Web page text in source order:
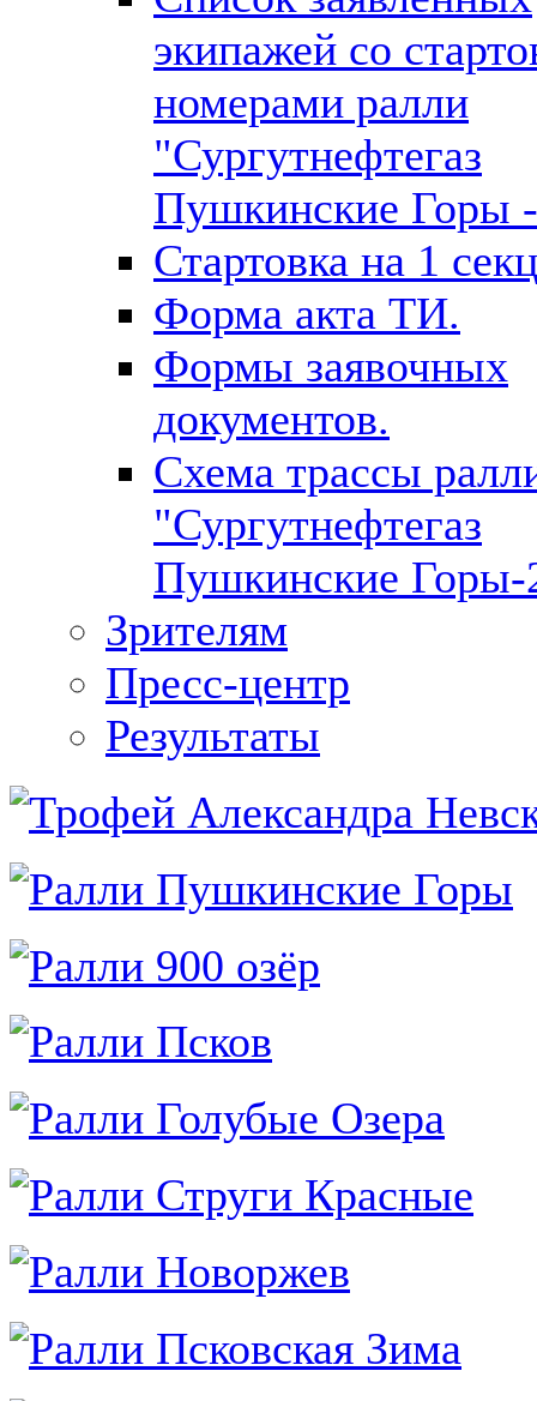
экипажей со
номерами ралли
"Сургутнефтегаз
Пушкинские Горы
Стартовка на 1
Форма акта ТИ.
Формы заявочных
документов.
Cхема трассы
"Сургутнефтегаз
Пушкинские Горы-
Зрителям
Пресс-центр
Результаты